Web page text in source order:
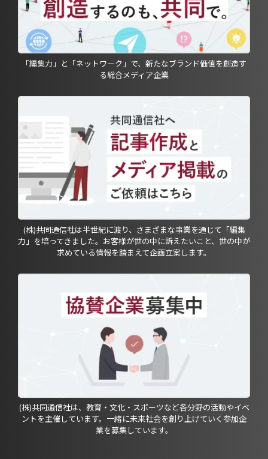
「編集力」と「ネットワーク」で、新たなブランド価値を創造す
る総合メディア企業
(株)共同通信社は半世紀に渡り、さまざまな事業を通じて「編集
力」を培ってきました。お客様が世の中に訴えたいこと、世の中が
求めている情報を踏まえて企画立案します。
(株)共同通信社は、教育・文化・スポーツなど各分野の活動やイベ
ントを主催しています。一緒に未来社会を創り上げていく参加企
業を募集しています。